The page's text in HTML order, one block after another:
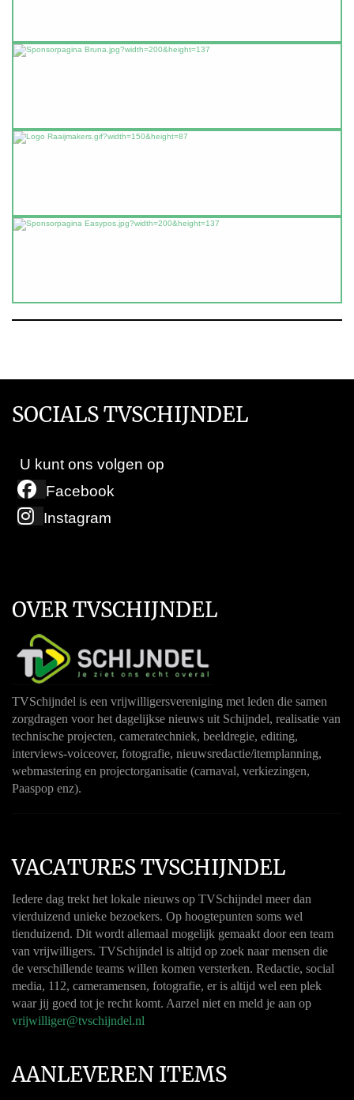
SOCIALS TVSCHIJNDEL
U kunt ons volgen op
Facebook
Instagram
OVER TVSCHIJNDEL
TVSchijndel is een vrijwilligersvereniging met leden die samen
zorgdragen voor het dagelijkse nieuws uit Schijndel, realisatie van
technische projecten, cameratechniek, beeldregie, editing,
interviews-voiceover, fotografie, nieuwsredactie/itemplanning,
webmastering en projectorganisatie (carnaval, verkiezingen,
Paaspop enz).
VACATURES TVSCHIJNDEL
Iedere dag trekt het lokale nieuws op TVSchijndel meer dan
vierduizend unieke bezoekers. Op hoogtepunten soms wel
tienduizend. Dit wordt allemaal mogelijk gemaakt door een team
van vrijwilligers. TVSchijndel is altijd op zoek naar mensen die
de verschillende teams willen komen versterken. Redactie, social
media, 112, cameramensen, fotografie, er is altijd wel een plek
waar jij goed tot je recht komt. Aarzel niet en meld je aan op
vrijwilliger@tvschijndel.nl
AANLEVEREN ITEMS